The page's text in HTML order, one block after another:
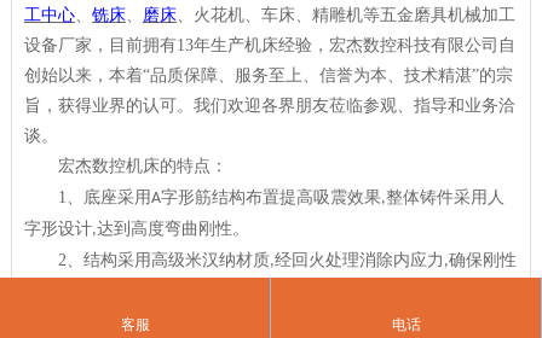
工中心、 铣床、 磨床、火花机、车床、精雕机等五金磨具机械加工
设备厂家，目前拥有13年生产机床经验，宏杰数控科技有限公司自
创始以来，本着“品质保障、服务至上、信誉为本、技术精湛”的宗
旨，获得业界的认可。我们欢迎各界朋友莅临参观、指导和业务洽
谈。
宏杰数控机床的特点 ：
1、 底座采用A字形筋结构布置提高吸震效果,整体铸件采用人
字形设计,达到高度弯曲刚性。
2、 结构采用高级米汉纳材质,经回火处理消除内应力 ,确保刚性
高刚性结构源自于多年经验数据累积与合理化结构细长比
客服 电话